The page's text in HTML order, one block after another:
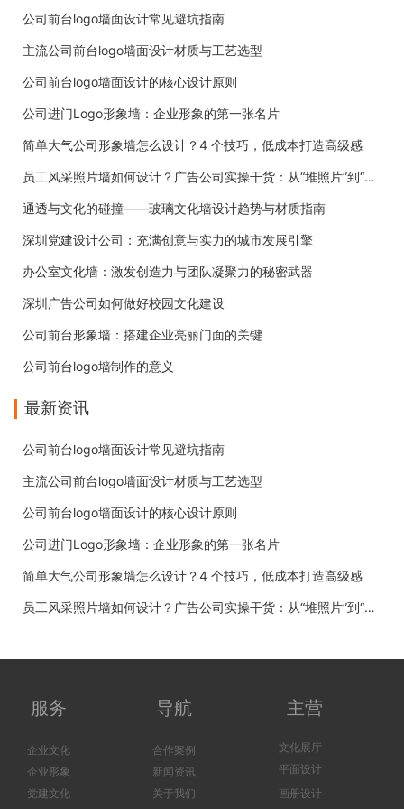
公司前台logo墙面设计常见避坑指南
主流公司前台logo墙面设计材质与工艺选型
公司前台logo墙面设计的核心设计原则
公司进门Logo形象墙：企业形象的第一张名片
简单大气公司形象墙怎么设计？4 个技巧，低成本打造高级感
员工风采照片墙如何设计？广告公司实操干货：从“堆照片”到“有温度”
通透与文化的碰撞——玻璃文化墙设计趋势与材质指南
深圳党建设计公司：充满创意与实力的城市发展引擎
办公室文化墙：激发创造力与团队凝聚力的秘密武器
深圳广告公司如何做好校园文化建设
公司前台形象墙：搭建企业亮丽门面的关键
公司前台logo墙制作的意义
最新资讯
公司前台logo墙面设计常见避坑指南
主流公司前台logo墙面设计材质与工艺选型
公司前台logo墙面设计的核心设计原则
公司进门Logo形象墙：企业形象的第一张名片
简单大气公司形象墙怎么设计？4 个技巧，低成本打造高级感
员工风采照片墙如何设计？广告公司实操干货：从“堆照片”到“有温度”
服务
企业文化
企业形象
党建文化
导航
合作案例
新闻资讯
关于我们
主营
文化展厅
平面设计
画册设计